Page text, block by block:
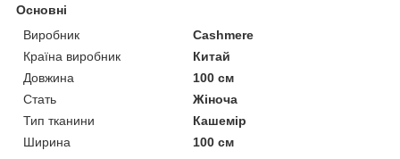
Основні
Виробник
Cashmere
Країна виробник
Китай
Довжина
100 см
Стать
Жіноча
Тип тканини
Кашемір
Ширина
100 см